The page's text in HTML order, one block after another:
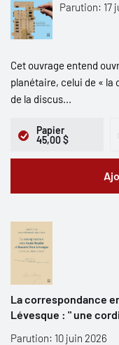
Parution: 17
Cet ouvrage entend
planétaire, celui de « la
de la discus...
Papier
45,00 $
La correspondance
Lévesque : " une
Parution: 10 juin 2026